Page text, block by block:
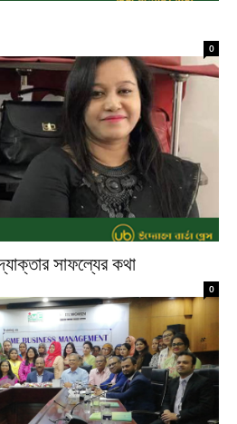
0
সাফল্যের কথা
0